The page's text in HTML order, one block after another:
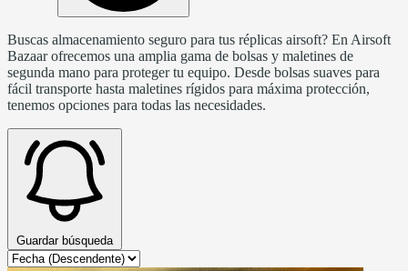
Buscas almacenamiento seguro para tus réplicas airsoft? En Airsoft
Bazaar ofrecemos una amplia gama de bolsas y maletines de
segunda mano para proteger tu equipo. Desde bolsas suaves para
fácil transporte hasta maletines rígidos para máxima protección,
tenemos opciones para todas las necesidades.
Guardar búsqueda